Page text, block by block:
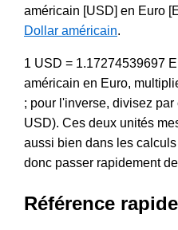
américain [USD] en Euro
Dollar américain.
1 USD = 1.17274539697
américain en Euro,
; pour l'inverse, divisez
USD). Ces deux unités
aussi bien dans les
donc passer rapidement
Référence rapide